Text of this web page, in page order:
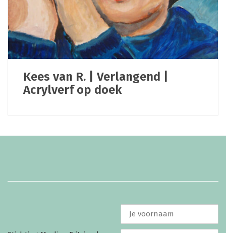
Kees van R. | Verlangend |
Acrylverf op doek